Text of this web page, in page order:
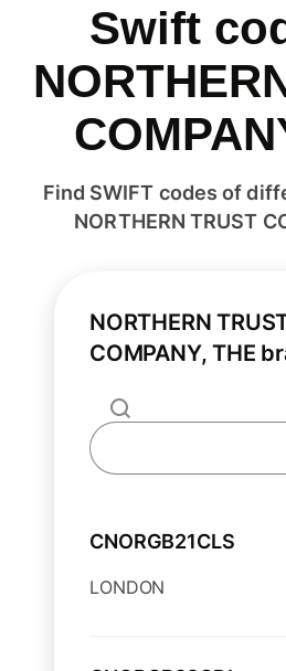
Swift
Find SWIFT codes of
NORTHERN TRUST
NORTHERN
COMPANY, THE
CNORGB21CLS
LONDON